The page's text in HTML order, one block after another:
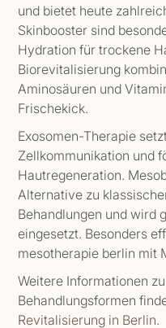
und bietet heute
Skinbooster sind
Hydration für trockene
Biorevitalisierung
Aminosäuren und
Frischekick.
Exosomen-Therapie
Zellkommunikation und
Hautregeneration.
Alternative zu
Behandlungen und wird
eingesetzt. Besonders
mesotherapie berlin mit
Weitere Informationen
Behandlungsformen
Revitalisierung in Berlin.